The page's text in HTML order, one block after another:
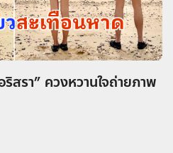
สรา” ควงหวานใจถ่ายภาพ